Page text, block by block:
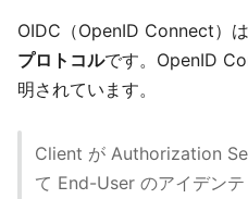
OIDC（OpenID Connect）
プロトコルです。OpenID
明されています。
Client が Authorization
て End-User のアイデン